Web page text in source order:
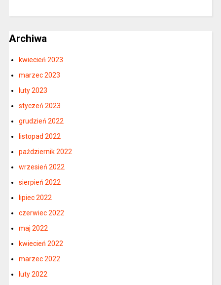
Archiwa
kwiecień 2023
marzec 2023
luty 2023
styczeń 2023
grudzień 2022
listopad 2022
październik 2022
wrzesień 2022
sierpień 2022
lipiec 2022
czerwiec 2022
maj 2022
kwiecień 2022
marzec 2022
luty 2022